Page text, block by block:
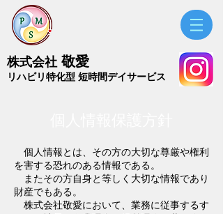
株式会社 敬愛
​リハビリ特化型 短時間デイサービス
個人情報とは、その方の大切な尊厳や権利
を害する恐れのある情報である。
またその方自身と等しく大切な情報であり
財産でもある。
株式会社敬愛において、業務に従事するす